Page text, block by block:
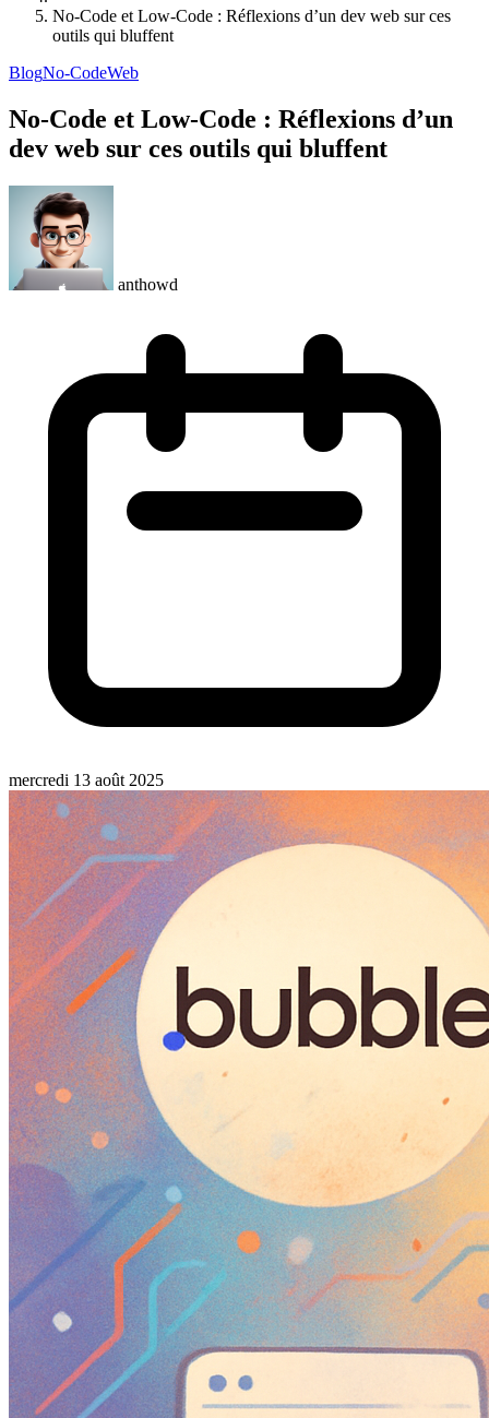
No-Code et Low-Code : Réflexions d’un dev web sur ces
outils qui bluffent
BlogNo-CodeWeb
No-Code et Low-Code : Réflexions d’un
dev web sur ces outils qui bluffent
anthowd
mercredi 13 août 2025